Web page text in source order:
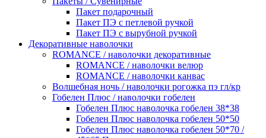
Пакет подарочный
Пакет ПЭ с петлевой ручкой
Пакет ПЭ с вырубной ручкой
Декоративные наволочки
ROMANCE / наволочки декоративные
ROMANCE / наволочки велюр
ROMANCE / наволочки канвас
Волшебная ночь / наволочки рогожка пэ гл/кр
Гобелен Плюс / наволочки гобелен
Гобелен Плюс наволочка гобелен 38*38
Гобелен Плюс наволочка гобелен 50*50
Гобелен Плюс наволочка гобелен 50*70 /